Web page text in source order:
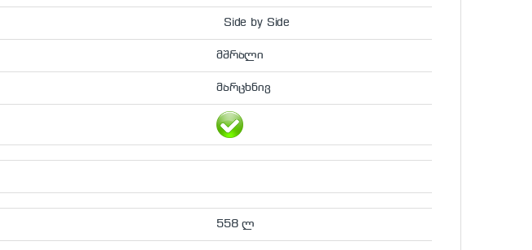
Side by Side
მშრალი
მარცხნივ
558 ლ